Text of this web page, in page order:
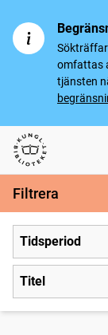
omfattas
tjänsten
Svenska tidningar
Filtrera
Tidsperiod
Titel